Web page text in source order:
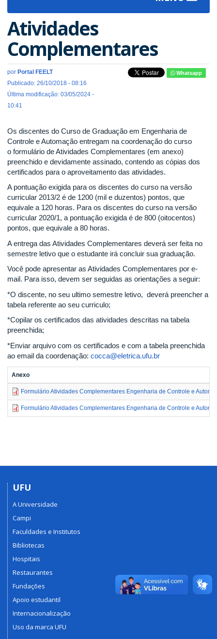
Atividades
Complementares
por Portal FEELT
Publicado: 26/10/2018 - 08:16
Última modificação: 03/05/2024 -
10:41
Whatsapp
Os discentes do Curso de Graduação em Engenharia de
Controle e Automação entregam na coordenação do curso
o formulário de Atividades Complementares (em anexo)
preenchido e devidamente assinado, contendo as cópias dos
certificados para o aproveitamento das atividades.
A pontuação exigida para os discentes do curso na versão
curricular 2013/2 é de 1200 (mil e duzentos) pontos, que
equivale a 120 horas. Para os discentes do curso na versão
curricular 2020/1, a pontuação exigida é de 800 (oitocentos)
pontos, que equivale a 80 horas.
A entrega das Atividades Complementares deverá ser feita no
semestre letivo que o estudante irá concluir sua graduação.
Você pode apresentar as Atividades Complementares por e-
mail. Para isso, devem ser seguidas as orientações a seguir:
*O discente, no seu ultimo semestre letivo, deverá preencher a
tabela referente ao seu curriculo;
*Copilar os certificados das atividades descritas na tabela
preenchida;
*Enviar arquivo com os certificados e com a tabela preenchida
ao email da coordenação: cocca@eletrica.ufu.br
Anexo
Formulário Atividades Complementares Engenharia de Controle e
Formulário Atividades Complementares Engenharia de Controle e
UFU
A Universidade
Campi
Faculdades e Institutos
Bibliotecas
Hospitais
Restaurantes
Fundações
Apoio estudantil
Internacionalização
Uso da marca UFU